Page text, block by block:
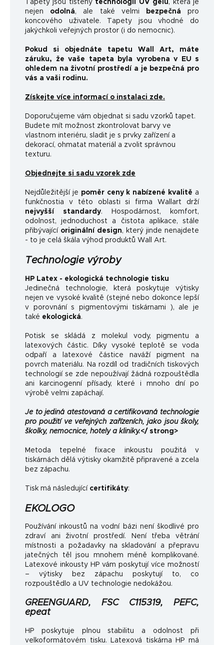
Tapety jsou tištěny technologií UV gelu , která je
nejen odolná, ale také velmi bezpečná pro
koncového uživatele. Tapety jsou vhodné do
jakýchkoli veřejných prostor (i do nemocnic).
Pokud si objednáte tapetu Wall Art, máte
záruku, že vaše tapeta byla vyrobena v EU s
ohledem na životní prostředí a je bezpečná pro
vás a vaši rodinu.
Získejte více informací o instalaci zde.
Doporučujeme vám objednat si sadu vzorků tapet.
Budete mít možnost zkontrolovat barvy ve
vlastnom interiéru, sladit je s prvky zařízení a
dekorací, ohmatat materiál a zvolit správnou
texturu.
Objednejte si sadu vzorek zde
Nejdůležitější je poměr ceny k nabízené kvalitě a
funkčnostia v této oblasti si firma Wallart drží
nejvyšší standardy. Hospodárnost, komfort,
odolnost, jednoduchost a čistota aplikace, stále
přibývající originální design, který jinde nenajdete
- to je celá škála výhod produktů Wall Art.
Technologie výroby
HP Latex - ekologická technologie tisku
Jedinečná technologie, která poskytuje výtisky
nejen ve vysoké kvalitě (stejné nebo dokonce lepší
v porovnání s pigmentovými tiskárnami ), ale je
také ekologická.
Potisk se skládá z molekul vody, pigmentu a
latexových částic. Díky vysoké teplotě se voda
odpaří a latexové částice naváží pigment na
povrch materiálu. Na rozdíl od tradičních tiskových
technologií se zde nepoužívají žádná rozpouštědla
ani karcinogenní přísady, které i mnoho dní po
výrobě velmi zapáchají.
Je to jediná atestovaná a certifikovaná technologie
pro použití ve veřejných zařízeních, jako jsou školy,
školky, nemocnice, hotely a kliniky.</ strong>
Metoda tepelné fixace inkoustu použitá v
tiskárnách dělá výtisky okamžitě připravené a zcela
bez zápachu.
Tisk má následující certifikáty:
EKOLOGO
Používání inkoustů na vodní bázi není škodlivé pro
zdraví ani životní prostředí. Není třeba větrání
místnosti a požadavky na skladování a přepravu
jatečných těl jsou mnohem méně komplikované.
Latexové inkousty HP vám poskytují více možností
– výtisky bez zápachu poskytují to, co
rozpouštědlo a UV technologie nedokážou.
GREENGUARD, FSC C115319, PEFC,
epeat
HP poskytuje plnou stabilitu a odolnost při
velkoformátovém tisku. Latexová tiskárna HP má